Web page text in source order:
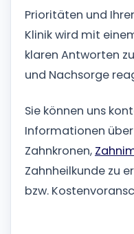
Prioritäten und
Klinik wird mit
klaren Antworten
und Nachsorge
Sie können uns
Informationen
Zahnkronen,
Zahnheilkunde zu
bzw.